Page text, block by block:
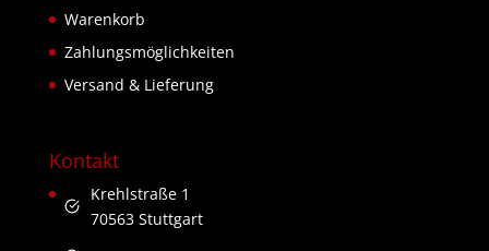
Warenkorb
Zahlungsmöglichkeiten
Versand & Lieferung
Kontakt
Krehlstraße 1
70563 Stuttgart